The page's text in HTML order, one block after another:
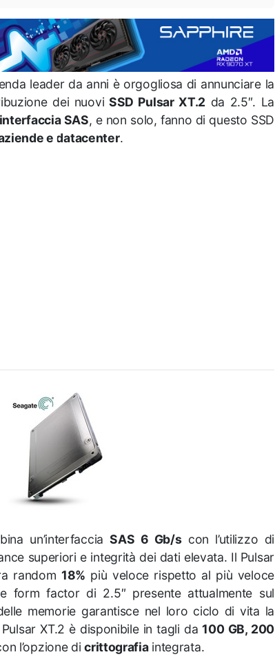
leader da anni è orgogliosa di annunciare la
dei nuovi SSD Pulsar XT.2 da 2.5″. La
interfaccia SAS, e non solo, fanno di questo SSD
e datacenter.
un’interfacciaSAS 6 Gb/scon l’utilizzo di
superiori e integrità dei dati elevata. Il Pulsar
random 18% più veloce rispetto al più veloce
form factor di 2.5″ presente attualmente sul
memorie garantisce nel loro ciclo di vita la
XT.2 è disponibile in tagli da100 GB, 200
l’opzione dicrittografiaintegrata.